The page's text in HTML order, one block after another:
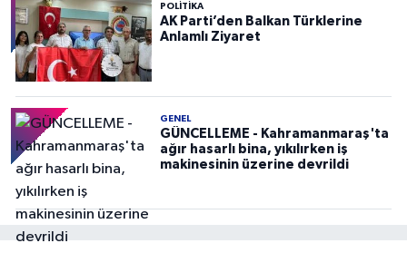
POLITIKA
AK Parti’den Balkan Türklerine
Anlamlı Ziyaret
GENEL
GÜNCELLEME - Kahramanmaraş'ta
ağır hasarlı bina, yıkılırken iş
makinesinin üzerine devrildi